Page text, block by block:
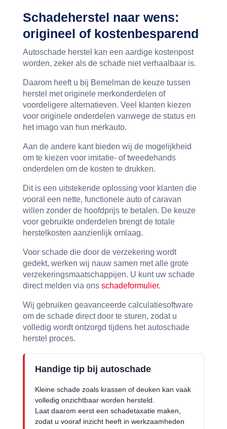
Schadeherstel naar wens:
origineel of kostenbesparend
Autoschade herstel kan een aardige kostenpost
worden, zeker als de schade niet verhaalbaar is.
Daarom heeft u bij Bemelman de keuze tussen
herstel met originele merkonderdelen of
voordeligere alternatieven. Veel klanten kiezen
voor originele onderdelen vanwege de status en
het imago van hun merkauto.
Aan de andere kant bieden wij de mogelijkheid
om te kiezen voor imitatie- of tweedehands
onderdelen om de kosten te drukken.
Dit is een uitstekende oplossing voor klanten die
vooral een nette, functionele auto of caravan
willen zonder de hoofdprijs te betalen. De keuze
voor gebruikte onderdelen brengt de totale
herstelkosten aanzienlijk omlaag.
Voor schade die door de verzekering wordt
gedekt, werken wij nauw samen met alle grote
verzekeringsmaatschappijen. U kunt uw schade
direct melden via ons schadeformulier.
Wij gebruiken geavanceerde calculatiesoftware
om de schade direct door te sturen, zodat u
volledig wordt ontzorgd tijdens het autoschade
herstel proces.
Handige tip bij autoschade
Kleine schade zoals krassen of deuken kan vaak
volledig onzichtbaar worden hersteld.
Laat daarom eerst een schadetaxatie maken,
zodat u vooraf inzicht heeft in werkzaamheden